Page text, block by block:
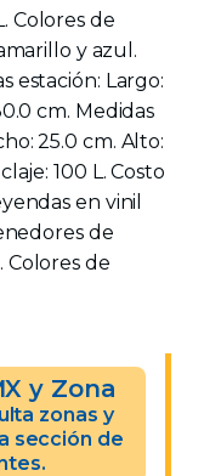
Colores de
y azul.
estación: Largo:
cm. Medidas
25.0 cm. Alto:
100 L. Costo
en vinil
de
de
y Zona
zonas y
sección de